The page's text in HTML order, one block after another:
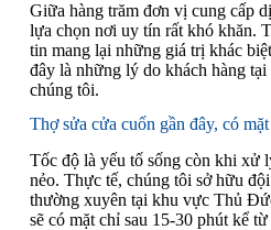
Giữa hàng trăm đơn vị cung cấp
lựa chọn nơi uy tín rất khó khăn.
tin mang lại những giá trị khác
đây là những lý do khách hàng
chúng tôi.
Thợ sửa cửa cuốn gần đây, có
Tốc độ là yếu tố sống còn khi xử
nẻo. Thực tế, chúng tôi sở hữu
thường xuyên tại khu vực Thủ
sẽ có mặt chỉ sau 15-30 phút kể